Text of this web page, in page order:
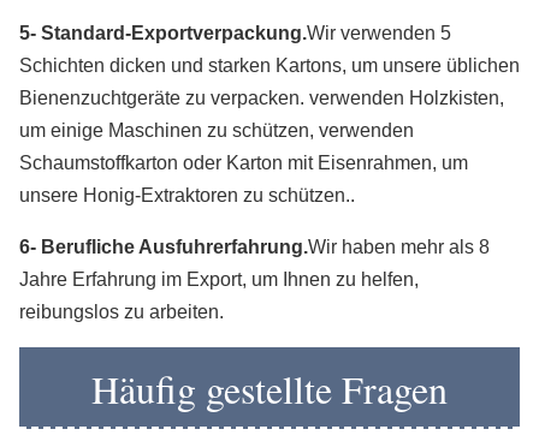
5- Standard-Exportverpackung.Wir verwenden 5
Schichten dicken und starken Kartons, um unsere üblichen
Bienenzuchtgeräte zu verpacken. verwenden Holzkisten,
um einige Maschinen zu schützen, verwenden
Schaumstoffkarton oder Karton mit Eisenrahmen, um
unsere Honig-Extraktoren zu schützen..
6- Berufliche Ausfuhrerfahrung.Wir haben mehr als 8
Jahre Erfahrung im Export, um Ihnen zu helfen,
reibungslos zu arbeiten.
Häufig gestellte Fragen